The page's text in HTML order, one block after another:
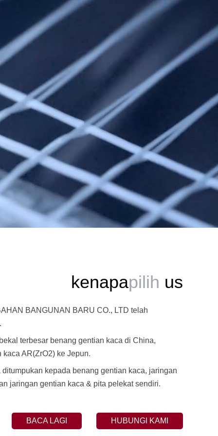
kenapapilih us
BANGUNAN BARU CO., LTD telah
terbesar benang gentian kaca di China,
AR(ZrO2) ke Jepun.
kepada benang gentian kaca, jaringan
jaringan gentian kaca & pita pelekat sendiri.
HUBUNGI KAMI
BACA LAGI